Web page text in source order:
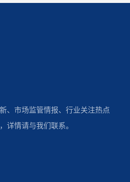
、市场监管情报、行业关注热点
详情请与我们联系。